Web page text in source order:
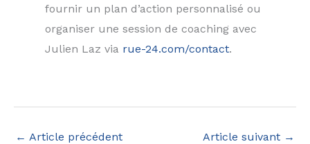
fournir un plan d’action personnalisé ou
organiser une session de coaching avec
Julien Laz via rue-24.com/contact.
← Article précédent Article suivant →